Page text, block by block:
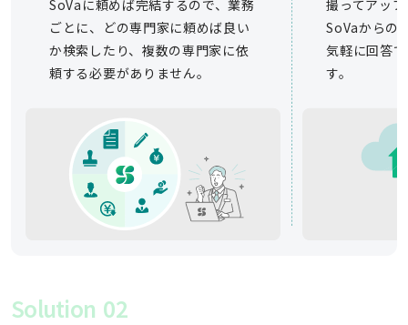
SoVaに頼めば完結するので、業務
ごとに、どの専門家に頼めば良い
か検索したり、複数の専門家に依
頼する必要がありません。
撮ってアッ
SoVaからの
気軽に回答
す。
Solution 02